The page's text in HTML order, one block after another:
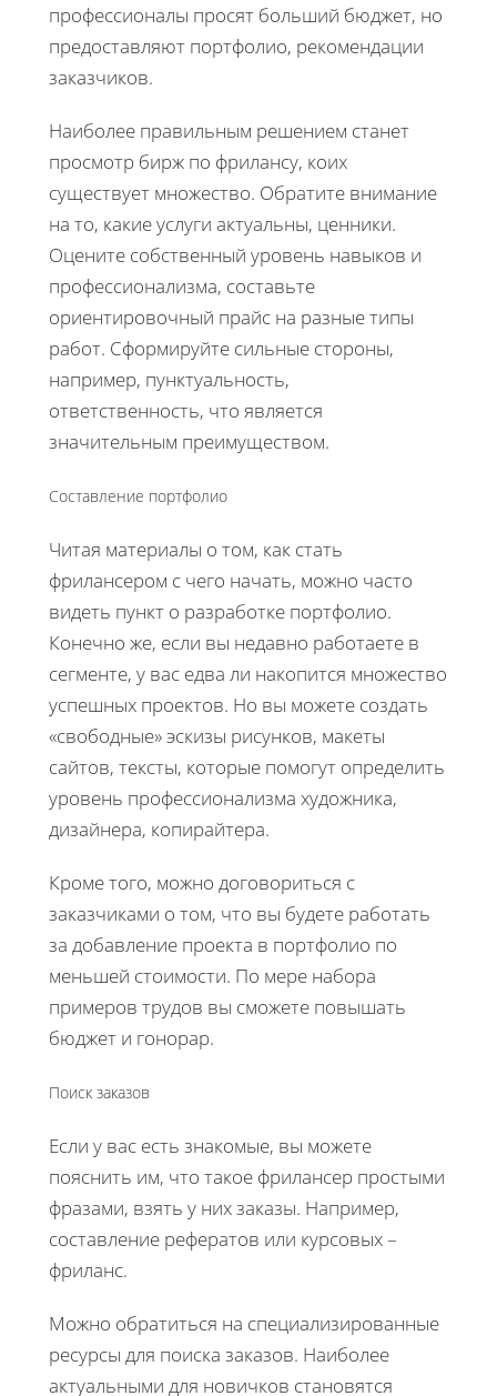
профессионалы просят больший бюджет, но
предоставляют портфолио, рекомендации
заказчиков.
Наиболее правильным решением станет
просмотр бирж по фрилансу, коих
существует множество. Обратите внимание
на то, какие услуги актуальны, ценники.
Оцените собственный уровень навыков и
профессионализма, составьте
ориентировочный прайс на разные типы
работ. Сформируйте сильные стороны,
например, пунктуальность,
ответственность, что является
значительным преимуществом.
Составление портфолио
Читая материалы о том, как стать
фрилансером с чего начать, можно часто
видеть пункт о разработке портфолио.
Конечно же, если вы недавно работаете в
сегменте, у вас едва ли накопится множество
успешных проектов. Но вы можете создать
«свободные» эскизы рисунков, макеты
сайтов, тексты, которые помогут определить
уровень профессионализма художника,
дизайнера, копирайтера.
Кроме того, можно договориться с
заказчиками о том, что вы будете работать
за добавление проекта в портфолио по
меньшей стоимости. По мере набора
примеров трудов вы сможете повышать
бюджет и гонорар.
Поиск заказов
Если у вас есть знакомые, вы можете
пояснить им, что такое фрилансер простыми
фразами, взять у них заказы. Например,
составление рефератов или курсовых –
фриланс.
Можно обратиться на специализированные
ресурсы для поиска заказов. Наиболее
актуальными для новичков становятся